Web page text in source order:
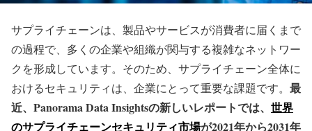
サプライチェーンは、製品やサービスが消費者に届くまで
の過程で、多くの企業や組織が関与する複雑なネットワー
クを形成しています。そのため、サプライチェーン全体に
おけるセキュリティは、企業にとって重要な課題です。 最
近、Panorama Data Insightsの新しいレポートでは、 世界
のサプライチェーンセキュリティ市場が2021年から2031年